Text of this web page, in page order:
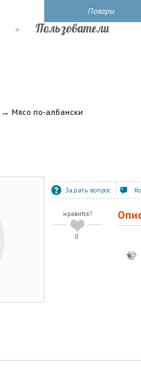
Повары
Пользователи
→ Мясо по-албански
Задать вопрос
нравится?
0